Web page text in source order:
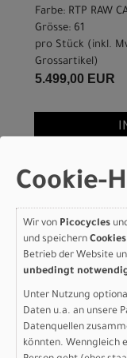
Farbe: RTP RAW
Grösse: 61
pro Stück (inkl.
Grossartikel )
5.499,00 EUR
Aethos
12r
FJORD
Modelljahr 2026
Nicht im Laden
Cookie-
Wir von Picocycles
und speichern Cookies
Betrieb der Website
unbedingt
Unter Nutzung
Daten u.a. an unsere
Datenquellen
könnten. Wenngleich